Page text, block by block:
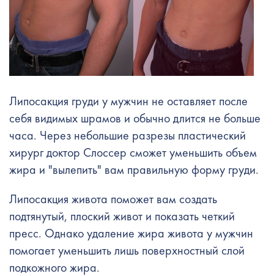
Липосакция груди у мужчин не оставляет после
себя видимых шрамов и обычно длится не больше
часа. Через небольшие разрезы пластический
хирург доктор Слоссер сможет уменьшить объем
жира и "вылепить" вам правильную форму груди.
Липосакция живота поможет вам создать
подтянутый, плоский живот и показать четкий
пресс. Однако удаление жира живота у мужчин
помогает уменьшить лишь поверхностный слой
подкожного жира.